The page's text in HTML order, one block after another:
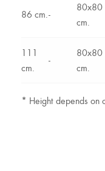
86 cm.-
80x80
cm.
111
cm.
-
80x80
cm.
* Height depends on